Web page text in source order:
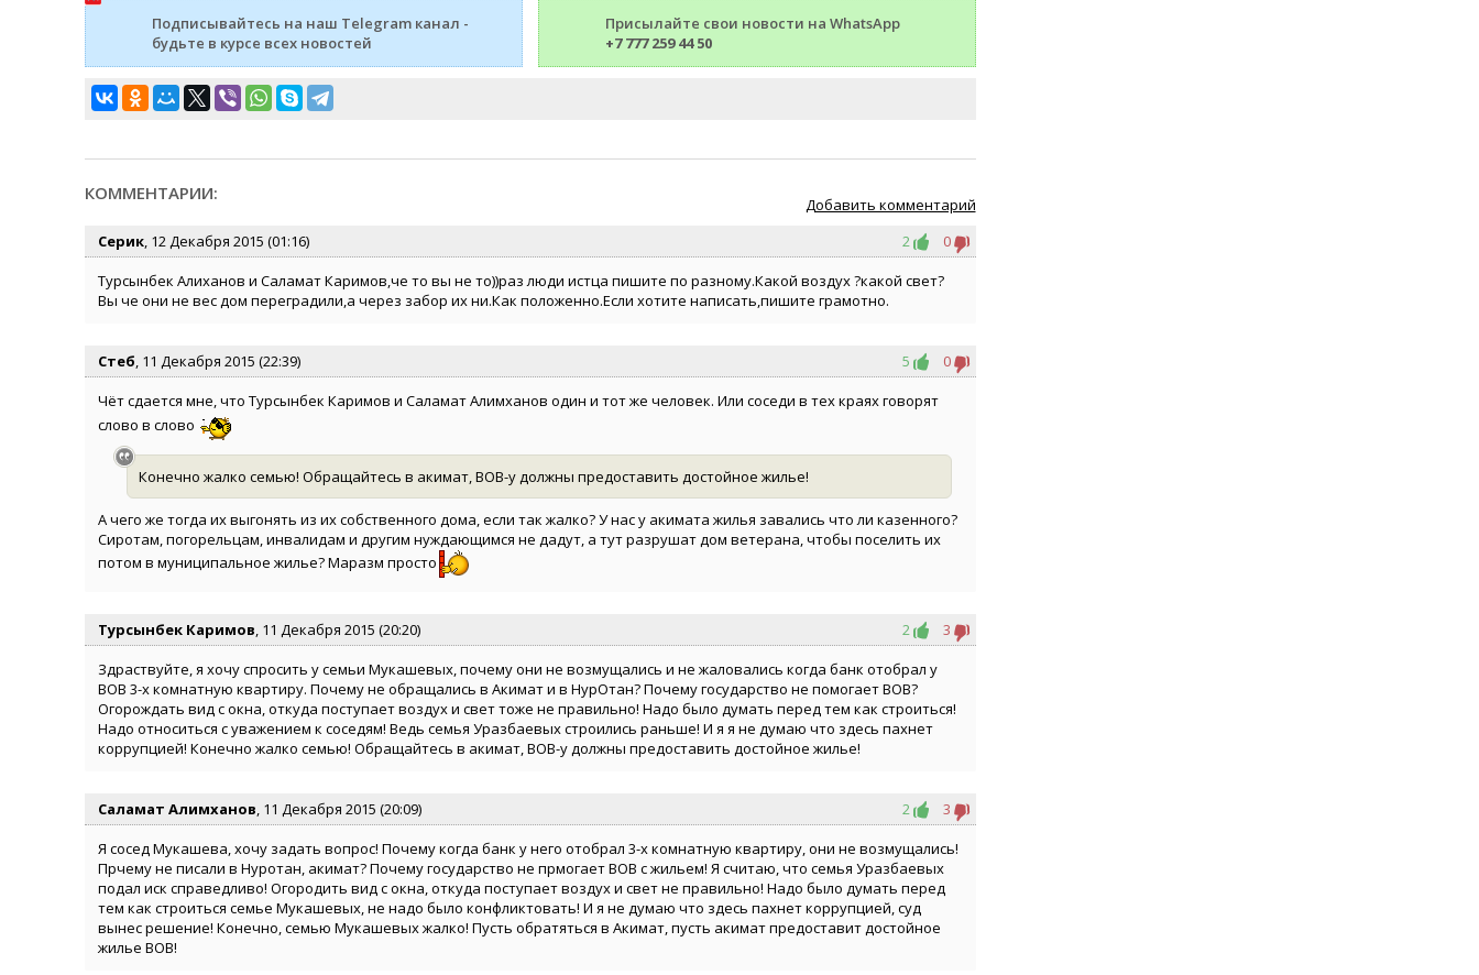
Подписывайтесь на наш Telegram канал -
будьте в курсе всех новостей
Присылайте свои новости на WhatsApp
+7 777 259 44 50
КОММЕНТАРИИ:
Добавить комментарий
Серик, 12 Декабря 2015 (01:16) 2
0
Турсынбек Алиханов и Саламат Каримов,че то вы не то))раз люди истца пишите по разному.Какой воздух ?какой свет?
Вы че они не вес дом переградили,а через забор их ни.Как положенно.Если хотите написать,пишите грамотно.
Стеб, 11 Декабря 2015 (22:39) 5
0
Чёт сдается мне, что Турсынбек Каримов и Саламат Алимханов один и тот же человек. Или соседи в тех краях говорят
слово в слово
Конечно жалко семью! Обращайтесь в акимат, ВОВ-у должны предоставить достойное жилье!
А чего же тогда их выгонять из их собственного дома, если так жалко? У нас у акимата жилья завались что ли казенного?
Сиротам, погорельцам, инвалидам и другим нуждающимся не дадут, а тут разрушат дом ветерана, чтобы поселить их
потом в муниципальное жилье? Маразм просто
Турсынбек Каримов, 11 Декабря 2015 (20:20) 2
3
Здраствуйте, я хочу спросить у семьи Мукашевых, почему они не возмущались и не жаловались когда банк отобрал у
ВОВ 3-х комнатную квартиру. Почему не обращались в Акимат и в НурОтан? Почему государство не помогает ВОВ?
Огорождать вид с окна, откуда поступает воздух и свет тоже не правильно! Надо было думать перед тем как строиться!
Надо относиться с уважением к соседям! Ведь семья Уразбаевых строились раньше! И я я не думаю что здесь пахнет
коррупцией! Конечно жалко семью! Обращайтесь в акимат, ВОВ-у должны предоставить достойное жилье!
Саламат Алимханов, 11 Декабря 2015 (20:09) 2
3
Я сосед Мукашева, хочу задать вопрос! Почему когда банк у него отобрал 3-х комнатную квартиру, они не возмущались!
Прчему не писали в Нуротан, акимат? Почему государство не прмогает ВОВ с жильем! Я считаю, что семья Уразбаевых
подал иск справедливо! Огородить вид с окна, откуда поступает воздух и свет не правильно! Надо было думать перед
тем как строиться семье Мукашевых, не надо было конфликтовать! И я не думаю что здесь пахнет коррупцией, суд
вынес решение! Конечно, семью Мукашевых жалко! Пусть обратяться в Акимат, пусть акимат предоставит достойное
жилье ВОВ!